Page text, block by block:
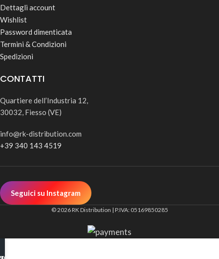
Dettagli account
Wishlist
Password dimenticata
Termini & Condizioni
Spedizioni
CONTATTI
Quartiere dell’Industria 12,
30032, Fiesso (VE)
info@rk-distribution.com
+39 340 143 4519
Seguici su Instagram
© 2026 RK Distribution | P.IVA: 05169850285